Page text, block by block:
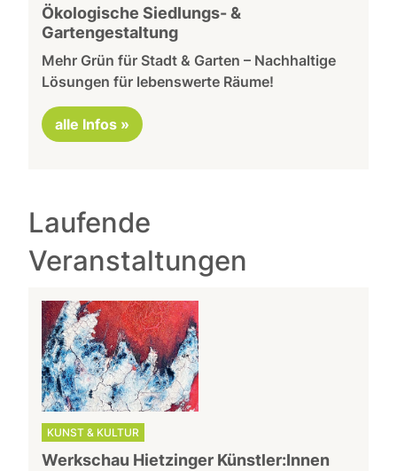
Ökologische Siedlungs- &
Gartengestaltung
Mehr Grün für Stadt & Garten – Nachhaltige
Lösungen für lebenswerte Räume!
alle Infos »
Laufende
Veranstaltungen
KUNST & KULTUR
Werkschau Hietzinger Künstler:Innen